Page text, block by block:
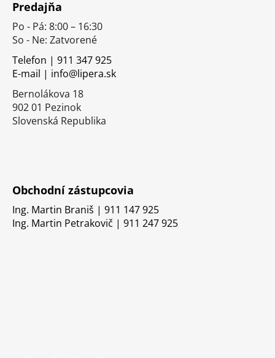
Predajňa
Po - Pá: 8:00 – 16:30
So - Ne: Zatvorené
Telefon | 911 347 925
E-mail | info@lipera.sk
Bernolákova 18
902 01 Pezinok
Slovenská Republika
Obchodní zástupcovia
Ing. Martin Braniš | 911 147 925
Ing. Martin Petrakovič | 911 247 925